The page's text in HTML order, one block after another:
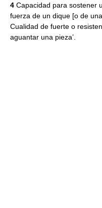
4 Capacidad para sostener
fuerza de un dique [o de
Cualidad de fuerte o
aguantar una pieza’.